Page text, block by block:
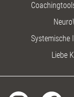
Systemische
Liebe